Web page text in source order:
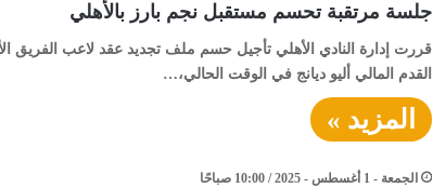
جلسة مرتقبة تحسم مستقبل نجم بارز بالأهلي
قررت إدارة النادي الأهلي تأجيل حسم ملف تجديد عقد لاعب الفريق
القدم المالي أليو ديانج في الوقت الحالي،…
المزيد »
الجمعة - 1 أغسطس - 2025 / 10:00 صباحًا